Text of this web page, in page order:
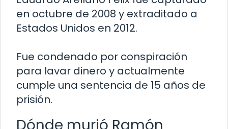
en octubre de 2008 y extraditado a
Estados Unidos en 2012.
Fue condenado por conspiración
para lavar dinero y actualmente
cumple una sentencia de 15 años de
prisión.
Dónde murió Ramón